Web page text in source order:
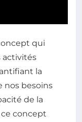
qui
activités
la
nos besoins
de la
concept